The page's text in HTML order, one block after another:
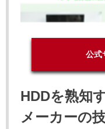
公
HDDを熟知
メーカーの